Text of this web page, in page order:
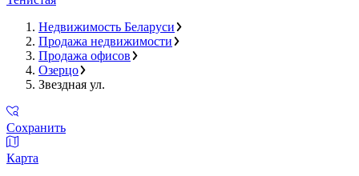
Недвижимость Беларуси
Продажа недвижимости
Продажа офисов
Озерцо
Звездная ул.
Сохранить
Карта